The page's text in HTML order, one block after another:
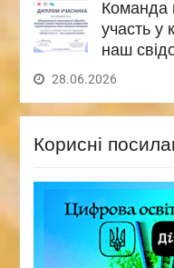
Команда
участь у
наш
28.06.2026
Корисні